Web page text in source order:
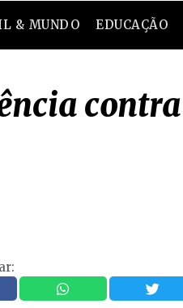
& MUNDO EDUCAÇÃO
contra